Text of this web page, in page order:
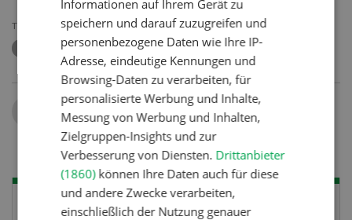
THEMEN
FELDTAGE
Informationen auf Ihrem Gerät zu
speichern und darauf zuzugreifen und
personenbezogene Daten wie Ihre IP-
Adresse, eindeutige Kennungen und
Browsing-Daten zu verarbeiten, für
personalisierte Werbung und Inhalte,
Messung von Werbung und Inhalten,
Zielgruppen-Insights und zur
Verbesserung von Diensten. Drittanbieter
(1860)können Ihre Daten auch für diese
und andere Zwecke verarbeiten,
einschließlich der Nutzung genauer